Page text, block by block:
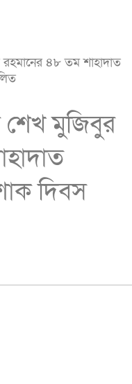
৪৮ তম শাহাদাত
শেখ মুজিবুর
দিবস